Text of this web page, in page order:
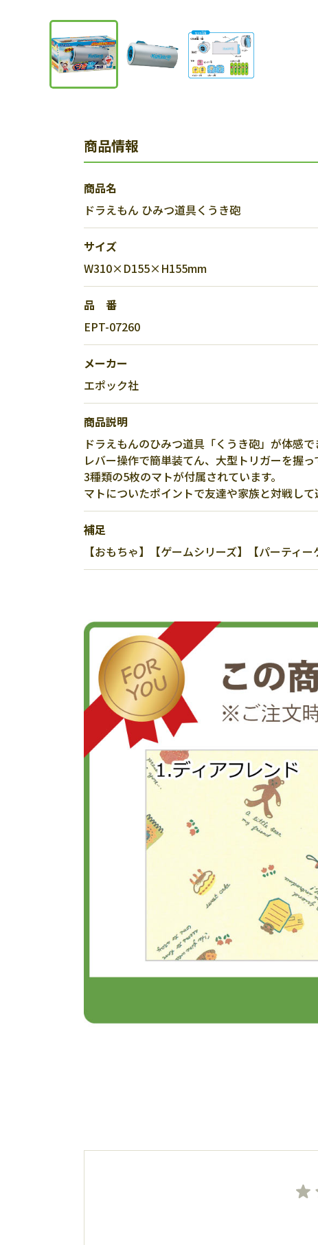
商品情報
商品名
ドラえもん ひみつ道具くうき砲
サイズ
W310×D155×H155mm
品 番
EPT-07260
メーカー
エポック社
商品説明
ドラえもんのひみつ道具「くうき砲」が体感
レバー操作で簡単装てん、大型トリガーを握
3種類の5枚のマトが付属されています。
マトについたポイントで友達や家族と対戦して
補足
【おもちゃ】【ゲームシリーズ】【パーティ